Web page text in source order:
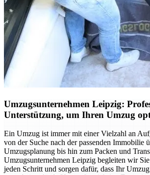
Umzugsunternehmen Leipzig:
Unterstützung, um Ihren Umzug
Ein Umzug ist immer mit einer Vielzahl an
von der Suche nach der passenden Immobilie
Umzugsplanung bis hin zum Packen und
Umzugsunternehmen Leipzig begleiten wir
jeden Schritt und sorgen dafür, dass Ihr